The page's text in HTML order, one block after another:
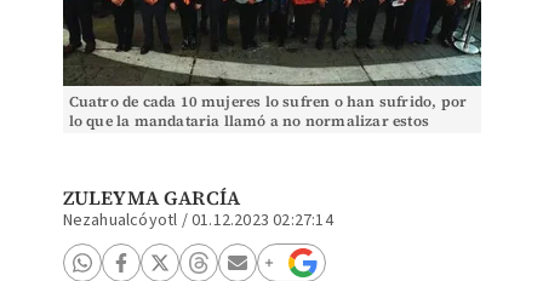
Cuatro de cada 10 mujeres lo sufren o han sufrido, por
lo que la mandataria llamó a no normalizar estos
ZULEYMA GARCÍA
Nezahualcóyotl /01.12.2023 02:27:14